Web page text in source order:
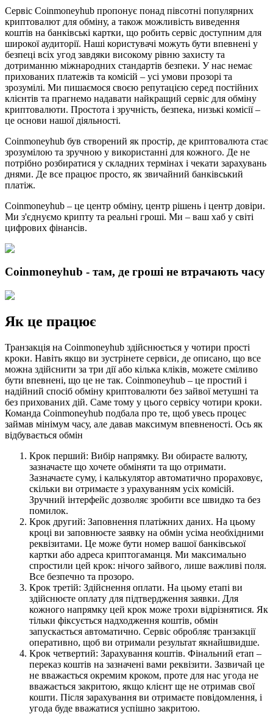
Сервіс Coinmoneyhub пропонує понад півсотні популярних
криптовалют для обміну, а також можливість виведення
коштів на банківські картки, що робить сервіс доступним для
широкої аудиторії. Наші користувачі можуть бути впевнені у
безпеці всіх угод завдяки високому рівню захисту та
дотриманню міжнародних стандартів безпеки. У нас немає
прихованих платежів та комісій – усі умови прозорі та
зрозумілі. Ми пишаємося своєю репутацією серед постійних
клієнтів та прагнемо надавати найкращий сервіс для обміну
криптовалюти. Простота і зручність, безпека, низькі комісії –
це основи нашої діяльності.
Coinmoneyhub був створений як простір, де криптовалюта стає
зрозумілою та зручною у використанні для кожного. Де не
потрібно розбиратися у складних термінах і чекати зарахувань
днями. Де все працює просто, як звичайний банківський
платіж.
Coinmoneyhub – це центр обміну, центр рішень і центр довіри.
Ми з'єднуємо крипту та реальні гроші. Ми – ваш хаб у світі
цифрових фінансів.
Coinmoneyhub - там, де гроші не втрачають часу
Як це працює
Транзакція на Coinmoneyhub здійснюється у чотири прості
кроки. Навіть якщо ви зустрінете сервіси, де описано, що все
можна здійснити за три дії або кілька кліків, можете сміливо
бути впевнені, що це не так. Coinmoneyhub – це простий і
надійний спосіб обміну криптовалюти без зайвої метушні та
без прихованих дій. Саме тому у цього сервісу чотири кроки.
Команда Coinmoneyhub подбала про те, щоб увесь процес
займав мінімум часу, але давав максимум впевненості. Ось як
відбувається обмін
Крок перший: Вибір напрямку. Ви обираєте валюту,
зазначаєте що хочете обміняти та що отримати.
Зазначаєте суму, і калькулятор автоматично прораховує,
скільки ви отримаєте з урахуванням усіх комісій.
Зручний інтерфейс дозволяє зробити все швидко та без
помилок.
Крок другий: Заповнення платіжних даних. На цьому
кроці ви заповнюєте заявку на обмін усіма необхідними
реквізитами. Це може бути номер вашої банківської
картки або адреса криптогаманця. Ми максимально
спростили цей крок: нічого зайвого, лише важливі поля.
Все безпечно та прозоро.
Крок третій: Здійснення оплати. На цьому етапі ви
здійснюєте оплату для підтвердження заявки. Для
кожного напрямку цей крок може трохи відрізнятися. Як
тільки фіксується надходження коштів, обмін
запускається автоматично. Сервіс обробляє транзакції
оперативно, щоб ви отримали результат якнайшвидше.
Крок четвертий: Зарахування коштів. Фінальний етап –
переказ коштів на зазначені вами реквізити. Зазвичай це
не вважається окремим кроком, проте для нас угода не
вважається закритою, якщо клієнт ще не отримав свої
кошти. Після зарахування ви отримаєте повідомлення, і
угода буде вважатися успішно закритою.